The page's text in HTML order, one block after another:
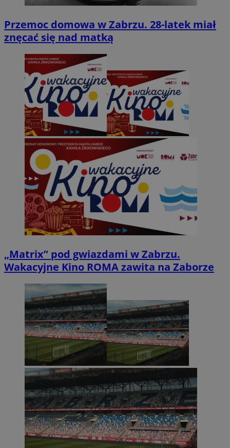
Przemoc domowa w Zabrzu. 28-latek miał
znęcać się nad matką
„Matrix” pod gwiazdami w Zabrzu.
Wakacyjne Kino ROMA zawita na Zaborze